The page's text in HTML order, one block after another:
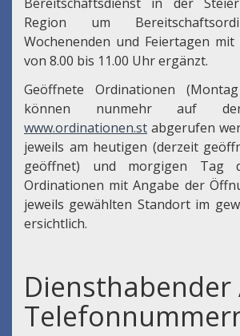
Region um
Wochenenden und Feiertagen mit
von 8.00 bis 11.00 Uhr ergänzt.
Geöffnete Ordinationen
können nunmehr auf der
www.ordinationen.st abgerufen
jeweils am heutigen (derzeit
geöffnet) und morgigen Tag
Ordinationen mit Angabe der
jeweils gewählten Standort im
ersichtlich.
Diensthabender